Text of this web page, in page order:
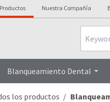
Productos Nuestra Compañía
Blanqueamiento Dental
los productos